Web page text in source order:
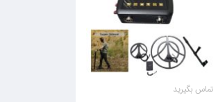
تماس بگیرید